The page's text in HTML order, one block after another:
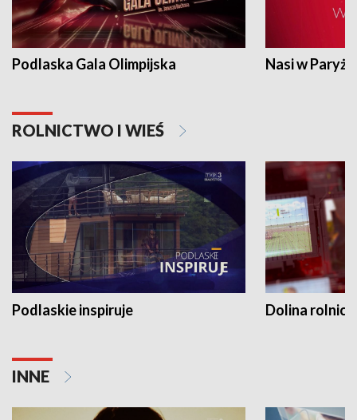
Podlaska Gala Olimpijska Nasi w Paryżu
ROLNICTWO I WIEŚ
Podlaskie inspiruje Dolina
INNE